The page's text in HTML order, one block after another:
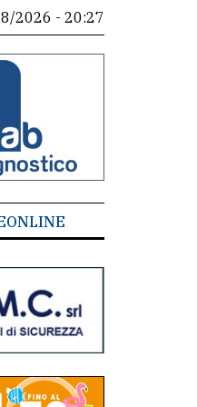
2026 - 20:27